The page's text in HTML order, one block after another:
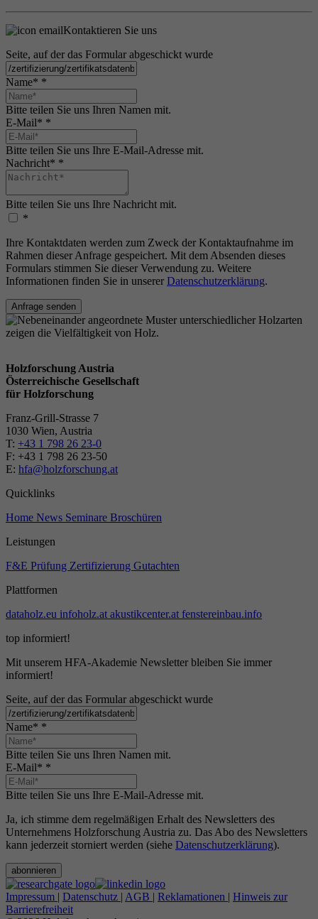
Kontaktieren Sie uns
Seite, auf der das Formular abgeschickt wurde
Name* *
Bitte teilen Sie uns Ihren Namen mit.
E-Mail* *
Bitte teilen Sie uns Ihre E-Mail-Adresse mit.
Nachricht* *
Bitte teilen Sie uns Ihre Nachricht mit.
*
Ihre Kontaktdaten werden zum Zweck der Kontaktaufnahme im
Rahmen dieser Anfrage gespeichert. Mit dem Absenden dieses
Formulars stimmen Sie dieser Verwendung zu. Weitere
Informationen finden Sie in unserer Datenschutzerklärung.
Anfrage senden
Holzforschung Austria
Österreichische Gesellschaft
für Holzforschung
Franz-Grill-Strasse 7
1030 Wien, Austria
T: +43 1 798 26 23-0
​​F: +43 1 798 26 23-50
E: hfa@holzforschung.at
Quicklinks
Home News Seminare Broschüren
Leistungen
F&E Prüfung Zertifizierung Gutachten
Plattformen
dataholz.eu infoholz.at akustikcenter.at fenstereinbau.info
top informiert!
Mit unserem HFA-Akademie Newsletter bleiben Sie immer
informiert!
Seite, auf der das Formular abgeschickt wurde
Name* *
Bitte teilen Sie uns Ihren Namen mit.
E-Mail* *
Bitte teilen Sie uns Ihre E-Mail-Adresse mit.
Ja, ich stimme dem regelmäßigen Erhalt des Newsletters des
Unternehmens Holzforschung Austria zu. Das Abo des Newsletters
kann jederzeit storniert werden (siehe Datenschutzerklärung).
abonnieren
Impressum | Datenschutz | AGB | Reklamationen | Hinweis zur
Barrierefreiheit